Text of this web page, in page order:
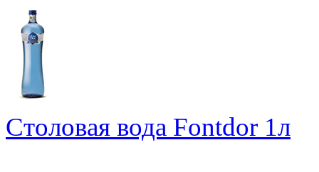
Столовая вода Fontdor 1л